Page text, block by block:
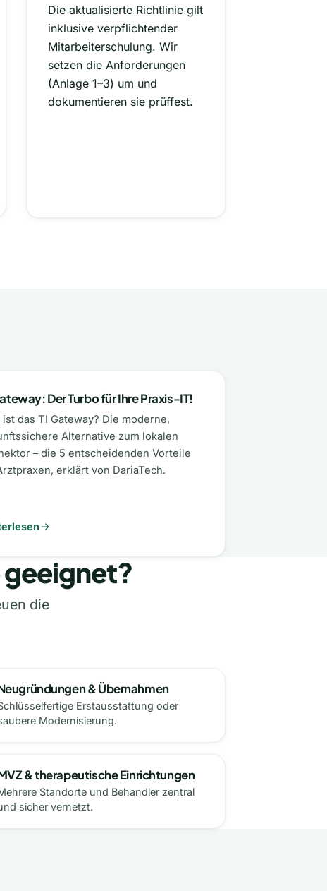
Die aktualisierte Richtlinie gilt
inklusive verpflichtender
Mitarbeiterschulung. Wir
setzen die Anforderungen
(Anlage 1–3) um und
dokumentieren sie prüffest.
Der Turbo für Ihre Praxis-IT!
ist das TI Gateway? Die moderne,
Alternative zum lokalen
– die 5 entscheidenden Vorteile
erklärt von DariaTech.
die
& Übernahmen
Erstausstattung oder
Modernisierung.
& therapeutische Einrichtungen
Standorte und Behandler zentral
sicher vernetzt.